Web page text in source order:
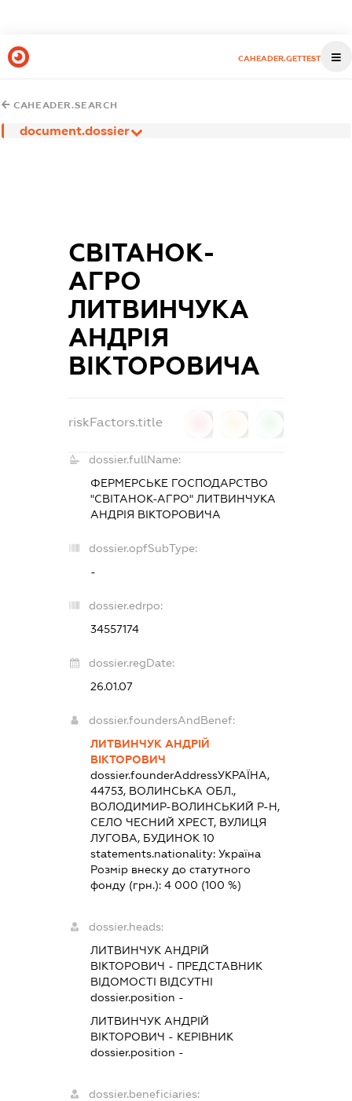
CAHEADER.GETTEST
CAHEADER.SEARCH
document.dossier
СВІТАНОК-
АГРО
ЛИТВИНЧУКА
АНДРІЯ
ВІКТОРОВИЧА
riskFactors.title
dossier.fullName:
ФЕРМЕРСЬКЕ ГОСПОДАРСТВО
"СВІТАНОК-АГРО" ЛИТВИНЧУКА
АНДРІЯ ВІКТОРОВИЧА
dossier.opfSubType:
-
dossier.edrpo:
34557174
dossier.regDate:
26.01.07
dossier.foundersAndBenef:
ЛИТВИНЧУК АНДРІЙ
ВІКТОРОВИЧ
dossier.founderAddressУКРАЇНА,
44753, ВОЛИНСЬКА ОБЛ.,
ВОЛОДИМИР-ВОЛИНСЬКИЙ Р-Н,
СЕЛО ЧЕСНИЙ ХРЕСТ, ВУЛИЦЯ
ЛУГОВА, БУДИНОК 10
statements.nationality: Україна
Розмір внеску до статутного
фонду (грн.): 4 000 (100 %)
dossier.heads:
ЛИТВИНЧУК АНДРІЙ
ВІКТОРОВИЧ - ПРЕДСТАВНИК
ВІДОМОСТІ ВІДСУТНІ
dossier.position -
ЛИТВИНЧУК АНДРІЙ
ВІКТОРОВИЧ - КЕРІВНИК
dossier.position -
dossier.beneficiaries: